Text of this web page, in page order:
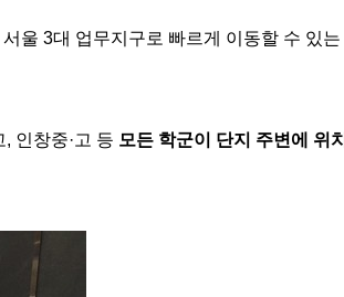
서울 3대 업무지구로 빠르게 이동할 수 있는
인창중·고 등 모든 학군이 단지 주변에 위치